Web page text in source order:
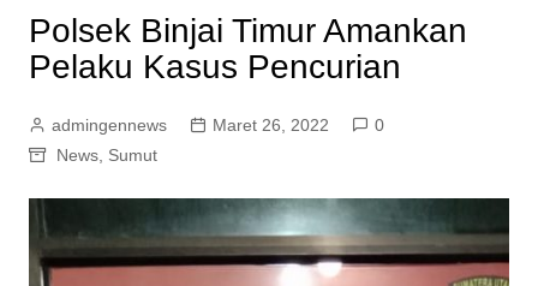
Polsek Binjai Timur Amankan
Pelaku Kasus Pencurian
admingennews Maret 26, 2022
0
News, Sumut